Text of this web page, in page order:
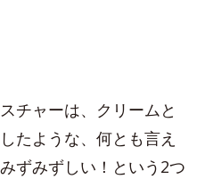
チャーは、クリームと
たような、何とも言え
ずみずしい！という2つ